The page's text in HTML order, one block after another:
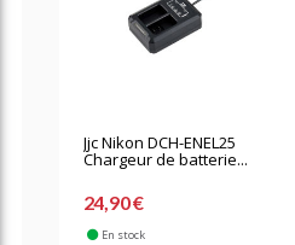
Jjc Nikon DCH-ENEL25
Chargeur de batterie...
24,90 €
En stock